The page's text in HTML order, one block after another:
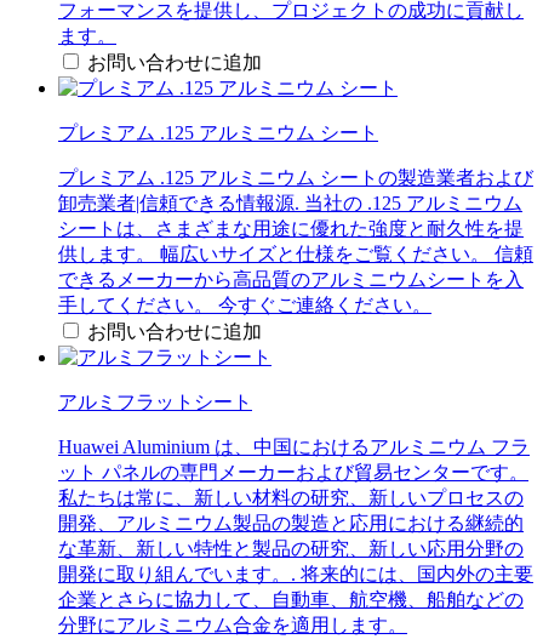
フォーマンスを提供し、プロジェクトの成功に貢献し
ます。
お問い合わせに追加
プレミアム .125 アルミニウム シート
プレミアム .125 アルミニウム シートの製造業者および
卸売業者|信頼できる情報源. 当社の .125 アルミニウム
シートは、さまざまな用途に優れた強度と耐久性を提
供します。 幅広いサイズと仕様をご覧ください。 信頼
できるメーカーから高品質のアルミニウムシートを入
手してください。 今すぐご連絡ください。
お問い合わせに追加
アルミフラットシート
Huawei Aluminium は、中国におけるアルミニウム フラ
ット パネルの専門メーカーおよび貿易センターです。
私たちは常に、新しい材料の研究、新しいプロセスの
開発、アルミニウム製品の製造と応用における継続的
な革新、新しい特性と製品の研究、新しい応用分野の
開発に取り組んでいます。. 将来的には、国内外の主要
企業とさらに協力して、自動車、航空機、船舶などの
分野にアルミニウム合金を適用します。